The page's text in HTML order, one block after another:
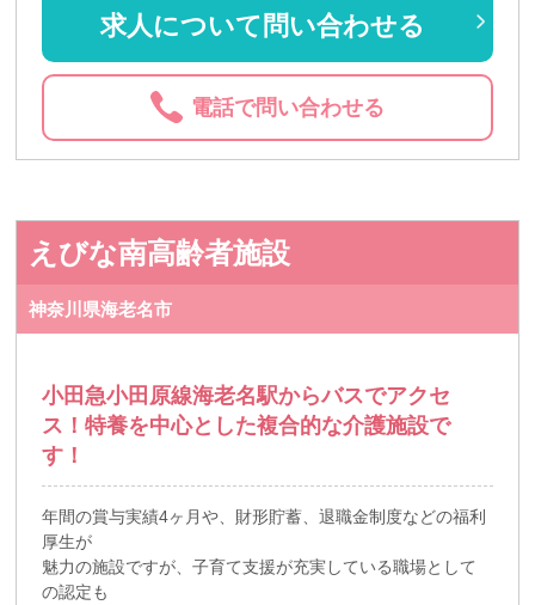
求人について問い合わせる
電話で問い合わせる
えびな南高齢者施設
神奈川県海老名市
小田急小田原線海老名駅からバスでアクセ
ス！特養を中心とした複合的な介護施設で
す！
年間の賞与実績4ヶ月や、財形貯蓄、退職金制度などの福利
厚生が
魅力の施設ですが、子育て支援が充実している職場として
の認定も